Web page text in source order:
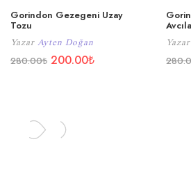
Gorindon Gezegeni Uzay
Tozu
Yazar Ayten Doğan
280.00₺ 200.00₺
Yazar